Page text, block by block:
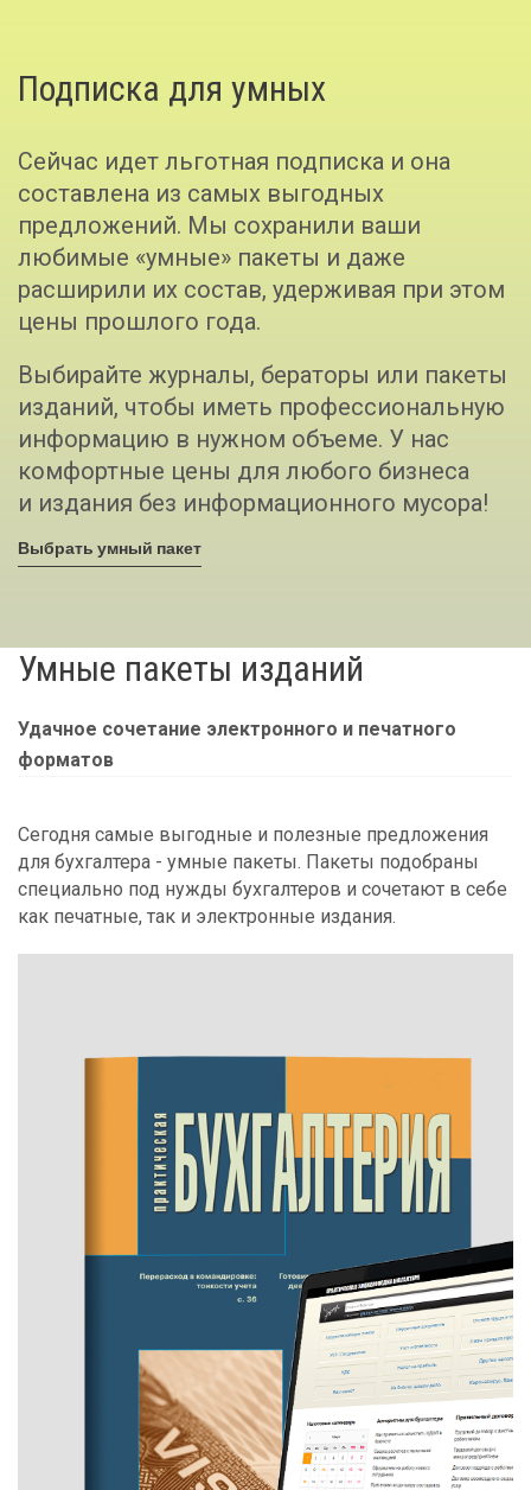
Подписка для умных
Сейчас идет льготная подписка и она
составлена из самых выгодных
предложений. Мы сохранили ваши
любимые «умные» пакеты и даже
расширили их состав, удерживая при этом
цены прошлого года.
Выбирайте журналы, бераторы или пакеты
изданий, чтобы иметь профессиональную
информацию в нужном объеме. У нас
комфортные цены для любого бизнеса
и издания без информационного мусора!
Выбрать умный пакет
Умные пакеты изданий
Удачное сочетание электронного и печатного
форматов
Сегодня самые выгодные и полезные предложения
для бухгалтера - умные пакеты. Пакеты подобраны
специально под нужды бухгалтеров и сочетают в себе
как печатные, так и электронные издания.